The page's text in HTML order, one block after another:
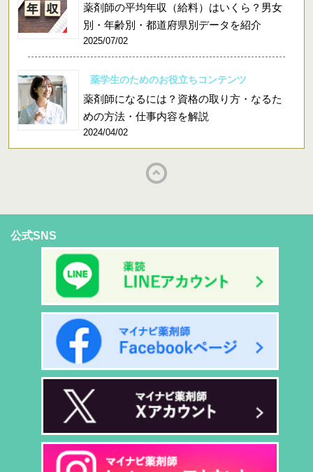
薬剤師の平均年収（給料）はいくら？男女
別・年齢別・都道府県別データを紹介
2025/07/02
薬学生のためのお役立ちコンテンツ
薬剤師になるには？資格の取り方・なるた
めの方法・仕事内容を解説
2024/04/02
公式SNS